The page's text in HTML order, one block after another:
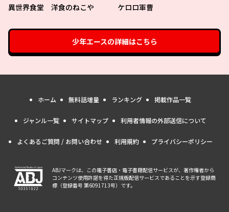
異世界食堂 洋食のねこや ケロロ軍曹
少年エースの詳細はこちら
ホーム 無料話増量 ランキング 掲載作品一覧
ジャンル一覧 サイトマップ 利用者情報の外部送信について
よくあるご質問 / お問い合わせ 利用規約 プライバシーポリシー
ABJマークは、この電子書店・電子書籍配信サービスが、著作権者から
コンテンツ使用許諾を得た正規版配信サービスであることを示す登録商
標（登録番号 第6091713号）です。